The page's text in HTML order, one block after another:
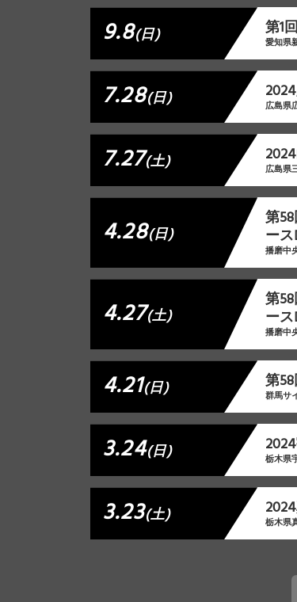
9.8(日) 第1
愛知県
7.28(日) 広島県
7.27(土) 広島県
4.28(日)
第
ー
播磨中
4.27(土)
第
ース
播磨中
4.21(日) 第
群馬サ
3.24(日) 栃木県
3.23(土) 栃木県